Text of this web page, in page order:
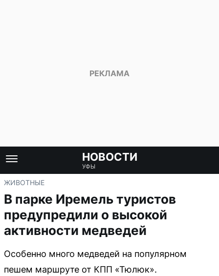
НОВОСТИ
УФЫ
ЖИВОТНЫЕ
В парке Иремель туристов
предупредили о высокой
активности медведей
Особенно много медведей на популярном
пешем маршруте от КПП «Тюлюк».